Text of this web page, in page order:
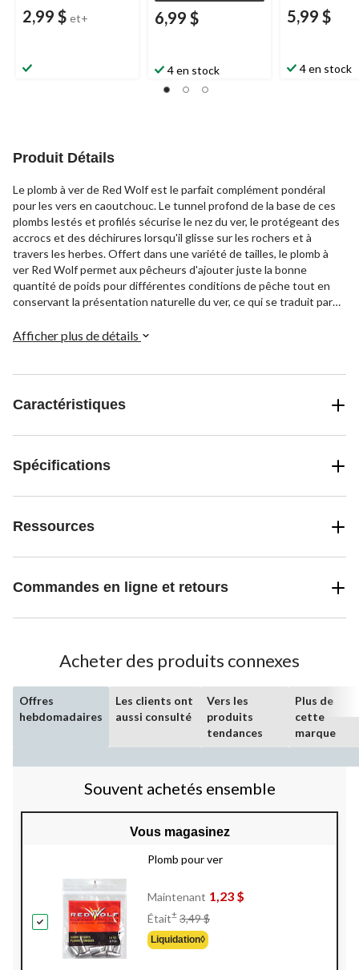
2,99 $ et+ 6,99 $
4 en stock
5,99 $
4 en stock
Produit Détails
Le plomb à ver de Red Wolf est le parfait complément pondéral
pour les vers en caoutchouc. Le tunnel profond de la base de ces
plombs lestés et profilés sécurise le nez du ver, le protégeant des
accrocs et des déchirures lorsqu'il glisse sur les rochers et à
travers les herbes. Offert dans une variété de tailles, le plomb à
ver Red Wolf permet aux pêcheurs d'ajouter juste la bonne
quantité de poids pour différentes conditions de pêche tout en
conservant la présentation naturelle du ver, ce qui se traduit par
Afficher plus de détails
Caractéristiques
Spécifications
Ressources
Commandes en ligne et retours
Acheter des produits connexes
Offres
hebdomadaires
Les clients ont
aussi consulté
Vers les
produits
tendances
Plus de
cette
marque
Souvent achetés ensemble
Vous magasinez
Plomb pour ver
Maintenant 1,23 $
Était± 3,49 $
Liquidation◊